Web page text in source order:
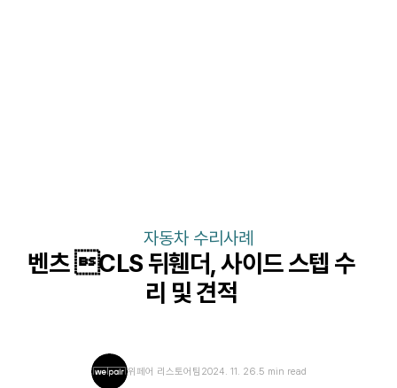
자동차 수리사례
벤츠 CLS 뒤휀더, 사이드 스텝 수
리 및 견적
위페어 리스토어팀 2024. 11. 26. 5 min read